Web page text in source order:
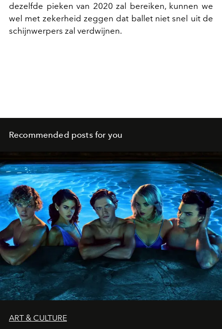
dezelfde pieken van 2020 zal bereiken, kunnen we
wel met zekerheid zeggen dat ballet niet snel uit de
schijnwerpers zal verdwijnen.
Recommended posts for you
ART & CULTURE